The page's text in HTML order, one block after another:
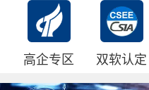
高企专区 双软认定